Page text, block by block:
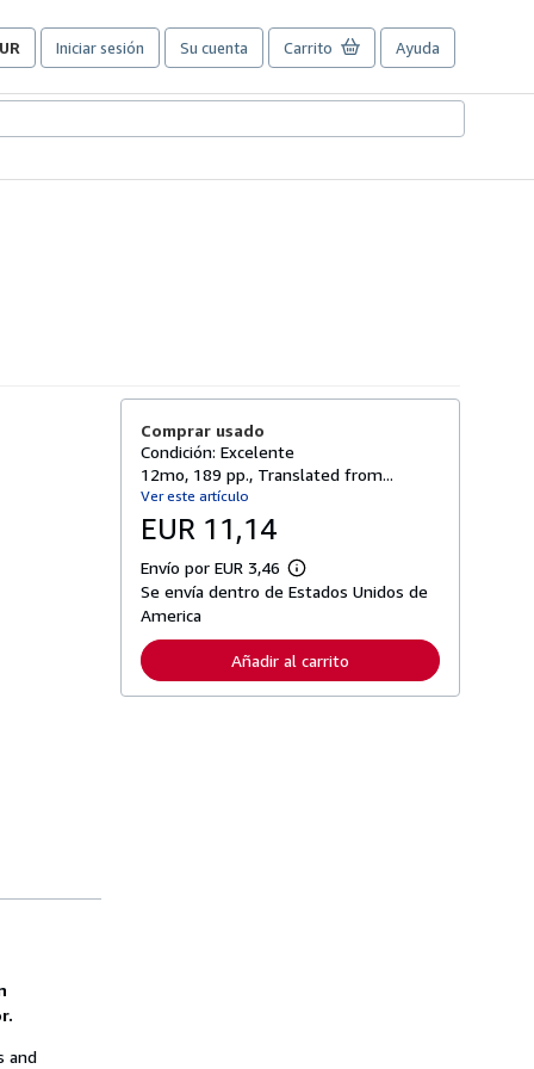
Iniciar sesión Su cuenta Carrito Ayuda
and
Comprar usado
Condición: Excelente
12mo, 189 pp., Translated from...
Ver este artículo
EUR 11,14
Envío por EUR 3,46
M
á
f
o
r
Se envía dentro de Estados Unidos de
America
Añadir al carrito